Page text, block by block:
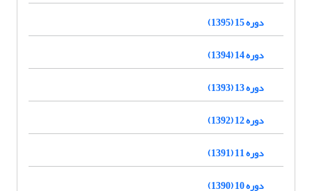
دوره 15 (1395)
دوره 14 (1394)
دوره 13 (1393)
دوره 12 (1392)
دوره 11 (1391)
دوره 10 (1390)